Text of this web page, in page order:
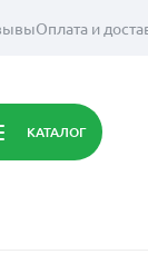
Оплата и
КАТАЛОГ